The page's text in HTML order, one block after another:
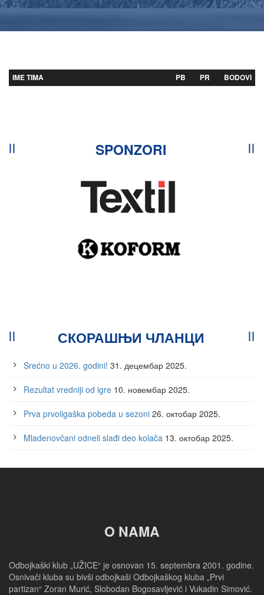
IME TIMA PB PR BODOVI
SPONZORI
СКОРАШЊИ ЧЛАНЦИ
Srećno u 2026. godini! 31. децембар 2025.
Rezultat vredniji od igre 10. новембар 2025.
Prva prvoligaška pobeda u sezoni 26. октобар 2025.
Mladenovčani odneli slađi deo kolača 13. октобар 2025.
O NAMA
Odbojkaški klub „UŽICE“ je osnovan 15. septembra 2001. godine.
Osnivači kluba su bivši odbojkaši Odbojkaškog kluba „Prvi
partizan“ Zoran Murić, Slobodan Bogosavljević i Vukadin Simović.